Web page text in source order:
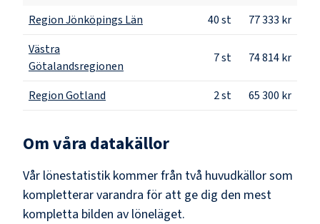
Region Jönköpings Län 40st
77 333 kr
Västra
Götalandsregionen
7st 74 814 kr
Region Gotland 2st 65 300 kr
Om våra datakällor
Vår lönestatistik kommer från två huvudkällor som
kompletterar varandra för att ge dig den mest
kompletta bilden av löneläget.